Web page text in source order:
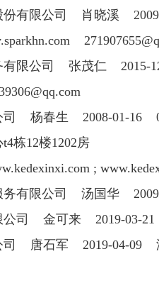
份有限公司 肖晓溪
有限公司 张茂仁 2015-
司 杨春生 2008-01-16
栋12楼1202房
;
务有限公司 汤国华
公司 金可来 2019-03-
司 唐石军 2019-04-09